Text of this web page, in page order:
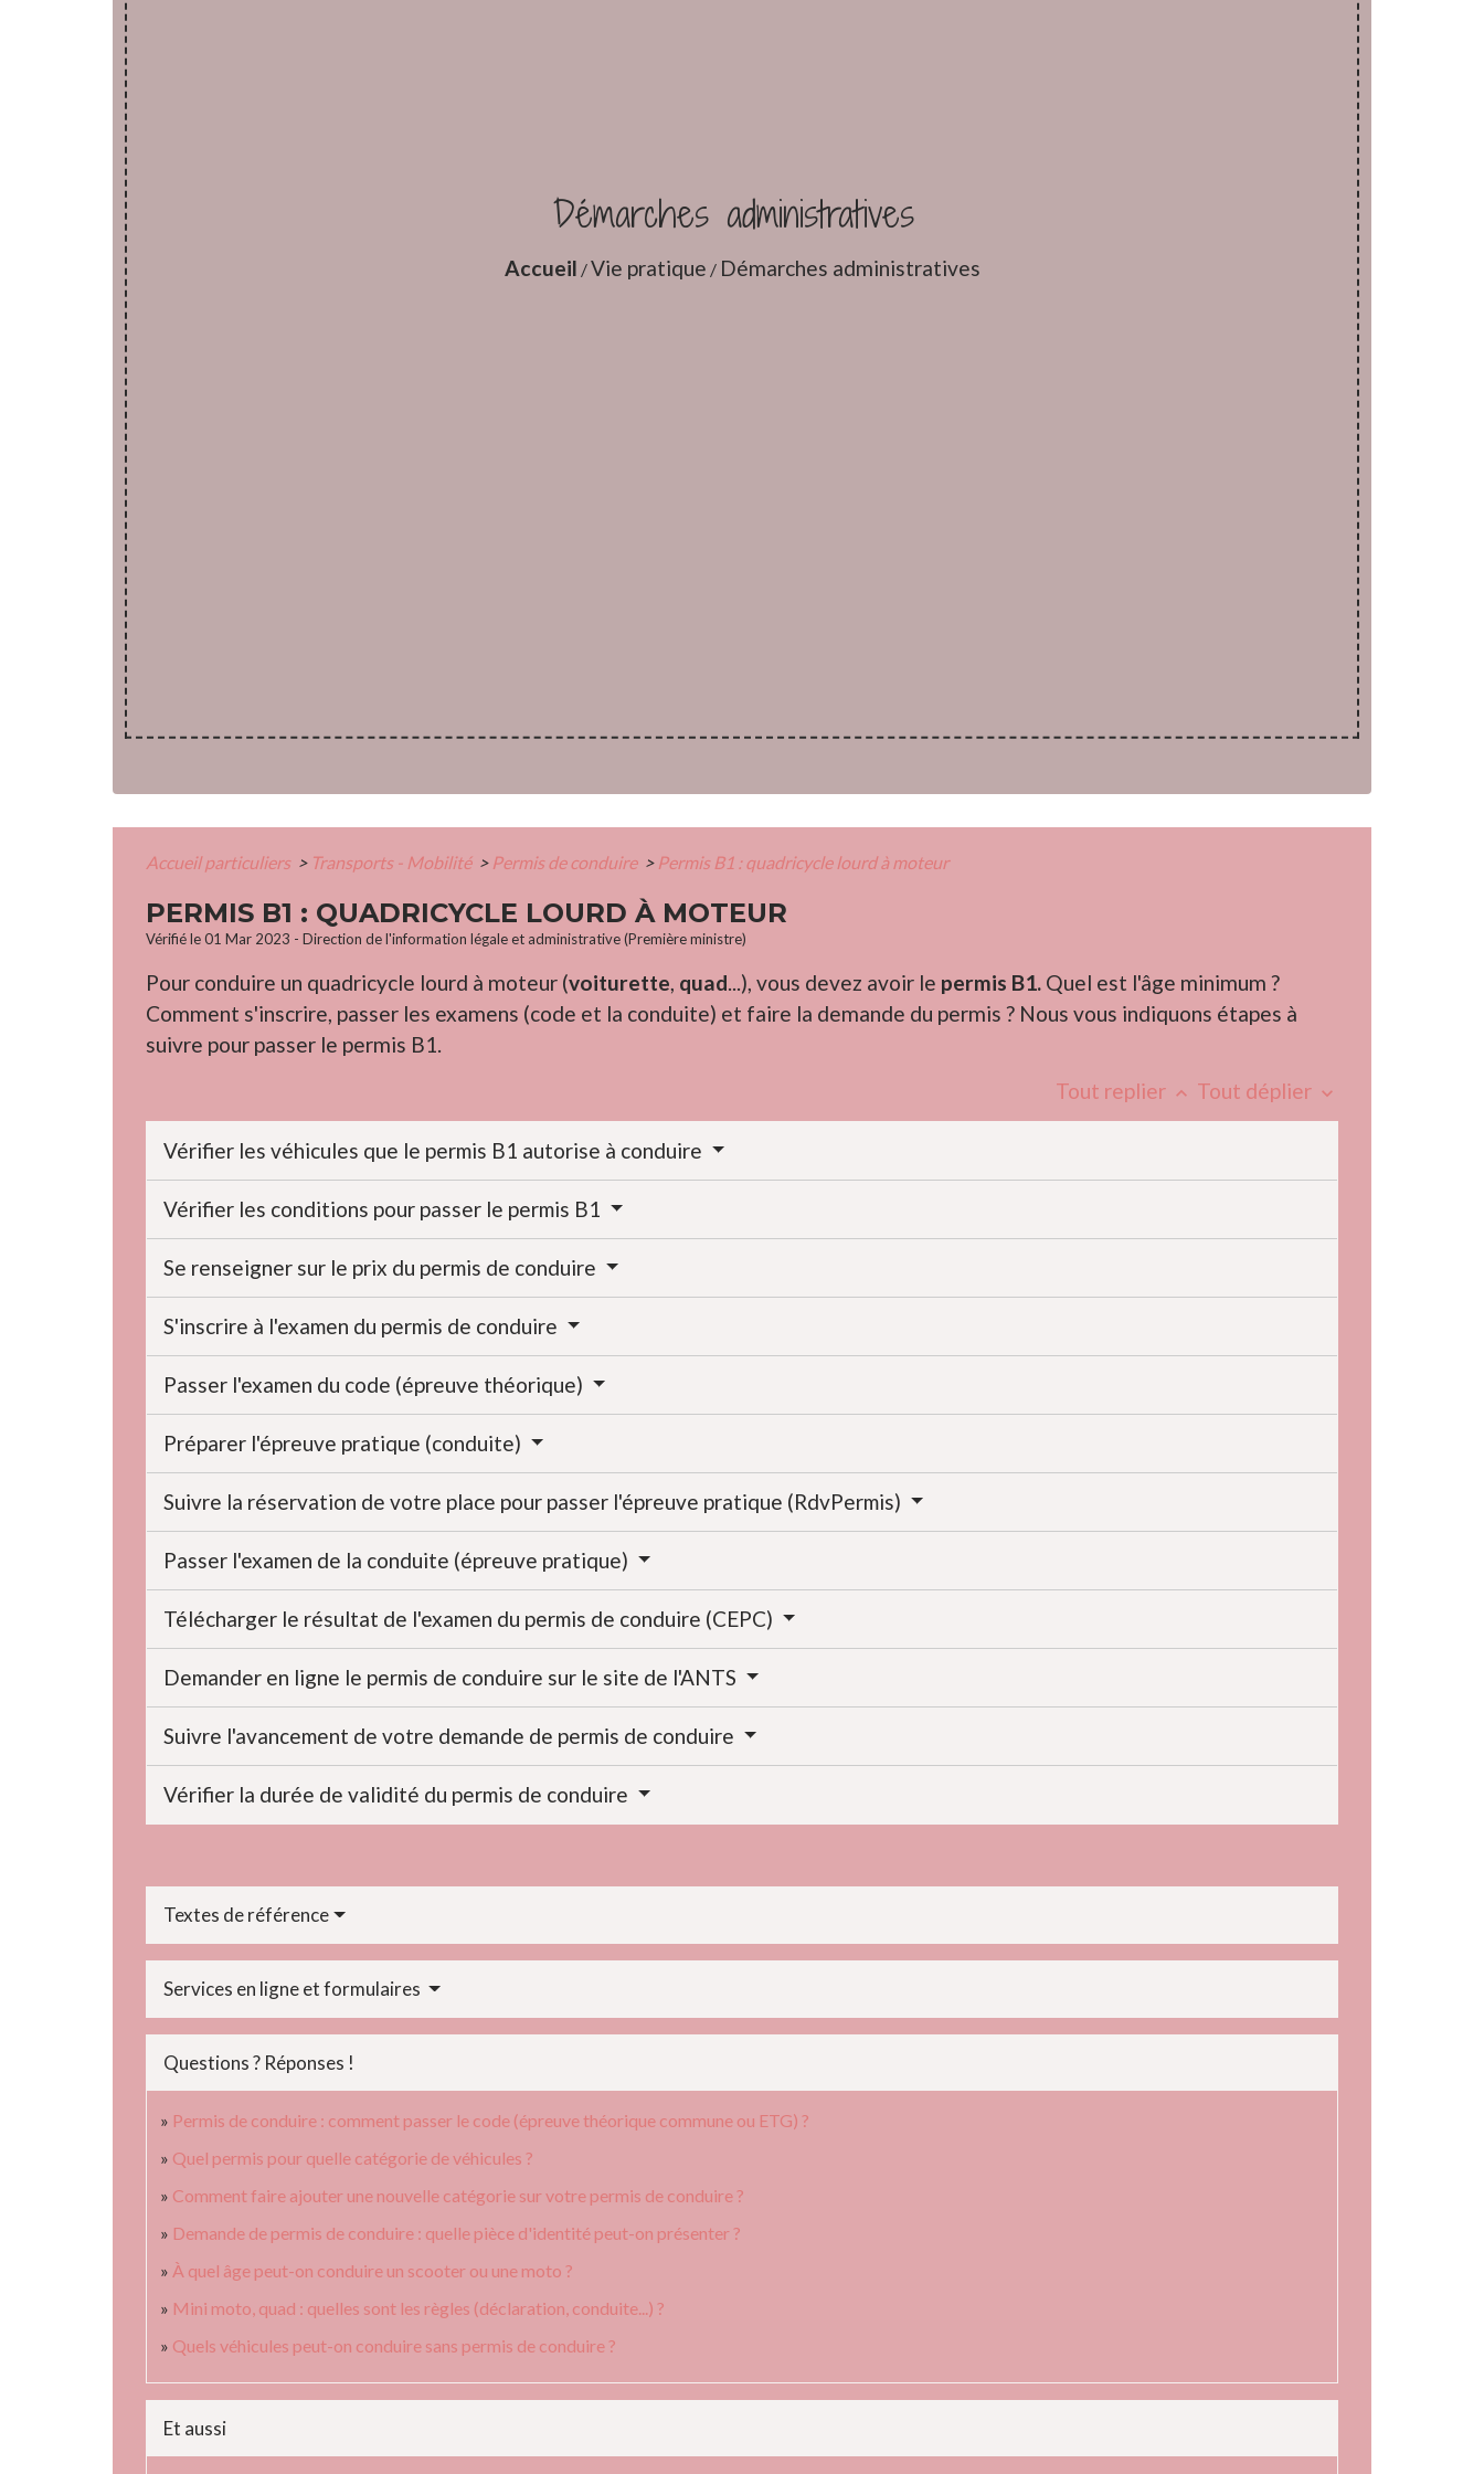
Démarches administratives
Accueil /Vie pratique / Démarches administratives
Accueil particuliers > Transports - Mobilité > Permis de conduire > Permis B1 : quadricycle lourd à moteur
PERMIS B1 : QUADRICYCLE LOURD À MOTEUR
Vérifié le 01 Mar 2023 - Direction de l'information légale et administrative (Première ministre)
Pour conduire un quadricycle lourd à moteur (voiturette, quad...), vous devez avoir le permis B1. Quel est l'âge minimum ?
Comment s'inscrire, passer les examens (code et la conduite) et faire la demande du permis ? Nous vous indiquons étapes à
suivre pour passer le permis B1.
Tout replier keyboard_arrow_up Tout déplier keyboard_arrow_down
Vérifier les véhicules que le permis B1 autorise à conduire
Vérifier les conditions pour passer le permis B1
Se renseigner sur le prix du permis de conduire
S'inscrire à l'examen du permis de conduire
Passer l'examen du code (épreuve théorique)
Préparer l'épreuve pratique (conduite)
Suivre la réservation de votre place pour passer l'épreuve pratique (RdvPermis)
Passer l'examen de la conduite (épreuve pratique)
Télécharger le résultat de l'examen du permis de conduire (CEPC)
Demander en ligne le permis de conduire sur le site de l'ANTS
Suivre l'avancement de votre demande de permis de conduire
Vérifier la durée de validité du permis de conduire
Textes de référence
Services en ligne et formulaires
Questions ? Réponses !
Permis de conduire : comment passer le code (épreuve théorique commune ou ETG) ?
Quel permis pour quelle catégorie de véhicules ?
Comment faire ajouter une nouvelle catégorie sur votre permis de conduire ?
Demande de permis de conduire : quelle pièce d'identité peut-on présenter ?
À quel âge peut-on conduire un scooter ou une moto ?
Mini moto, quad : quelles sont les règles (déclaration, conduite...) ?
Quels véhicules peut-on conduire sans permis de conduire ?
Et aussi